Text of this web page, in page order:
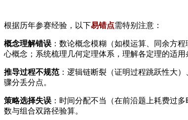
根据历年参赛经验，以下易错点需特别注意：
​概念理解错误​ ：数论概念模糊（如模运算、同余方
心概念；系统梳理几何定理体系，理解各定理的适用
​推导过程不规范​：逻辑链断裂（证明过程跳跃性大
骤分丢分点。
​策略选择失误​ ：时间分配不当（在前沿题上耗费过
数与组合双路径验算。